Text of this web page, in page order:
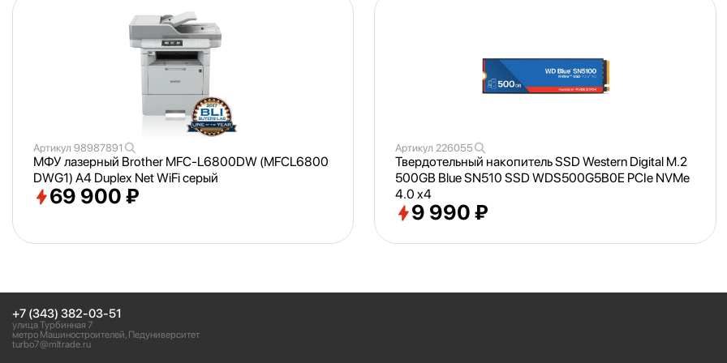
Артикул 98987891
МФУ лазерный Brother MFC-L6800DW (MFCL6800
DWG1) A4 Duplex Net WiFi серый
69 900 ₽
Артикул 226055
Твердотельный накопитель SSD Western Digital M.2
500GB Blue SN510 SSD WDS500G5B0E PCIe NVMe
4.0 x4
9 990 ₽
+7 (343) 382-03-51
улица Турбинная 7
метро Машиностроителей, Педуниверситет
turbo7@mltrade.ru